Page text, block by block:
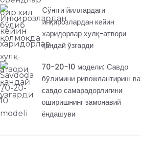
Сўнгги йиллардаги
инқирозлардан кейин
харидорлар хулқ-атвори
қандай ўзгарди
70-20-10 модели: Савдо
бўлимини ривожлантириш ва
савдо самарадорлигини
оширишнинг замонавий
ёндашуви